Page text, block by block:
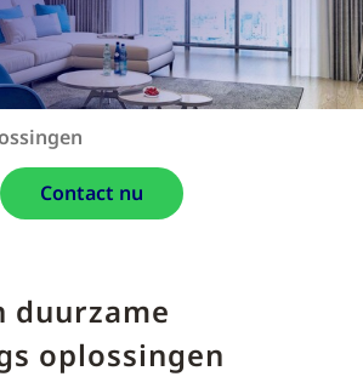
Contact nu
duurzame
oplossingen